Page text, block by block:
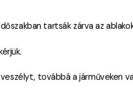
tartsák zárva az
továbbá a járműveken